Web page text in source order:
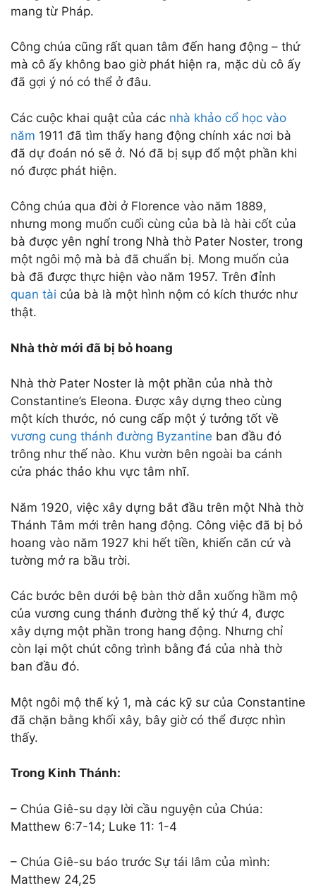
mang từ Pháp.
Công chúa cũng rất quan tâm đến hang động – thứ
mà cô ấy không bao giờ phát hiện ra, mặc dù cô ấy
đã gợi ý nó có thể ở đâu.
Các cuộc khai quật của các nhà khảo cổ học vào
năm 1911 đã tìm thấy hang động chính xác nơi bà
đã dự đoán nó sẽ ở. Nó đã bị sụp đổ một phần khi
nó được phát hiện.
Công chúa qua đời ở Florence vào năm 1889,
nhưng mong muốn cuối cùng của bà là hài cốt của
bà được yên nghỉ trong Nhà thờ Pater Noster, trong
một ngôi mộ mà bà đã chuẩn bị. Mong muốn của
bà đã được thực hiện vào năm 1957. Trên đỉnh
quan tài của bà là một hình nộm có kích thước như
thật.
Nhà thờ mới đã bị bỏ hoang
Nhà thờ Pater Noster là một phần của nhà thờ
Constantine’s Eleona. Được xây dựng theo cùng
một kích thước, nó cung cấp một ý tưởng tốt về
vương cung thánh đường Byzantine ban đầu đó
trông như thế nào. Khu vườn bên ngoài ba cánh
cửa phác thảo khu vực tâm nhĩ.
Năm 1920, việc xây dựng bắt đầu trên một Nhà thờ
Thánh Tâm mới trên hang động. Công việc đã bị bỏ
hoang vào năm 1927 khi hết tiền, khiến căn cứ và
tường mở ra bầu trời.
Các bước bên dưới bệ bàn thờ dẫn xuống hầm mộ
của vương cung thánh đường thế kỷ thứ 4, được
xây dựng một phần trong hang động. Nhưng chỉ
còn lại một chút công trình bằng đá của nhà thờ
ban đầu đó.
Một ngôi mộ thế kỷ 1, mà các kỹ sư của Constantine
đã chặn bằng khối xây, bây giờ có thể được nhìn
thấy.
Trong Kinh Thánh:
– Chúa Giê-su dạy lời cầu nguyện của Chúa:
Matthew 6:7-14; Luke 11: 1-4
– Chúa Giê-su báo trước Sự tái lâm của mình:
Matthew 24,25